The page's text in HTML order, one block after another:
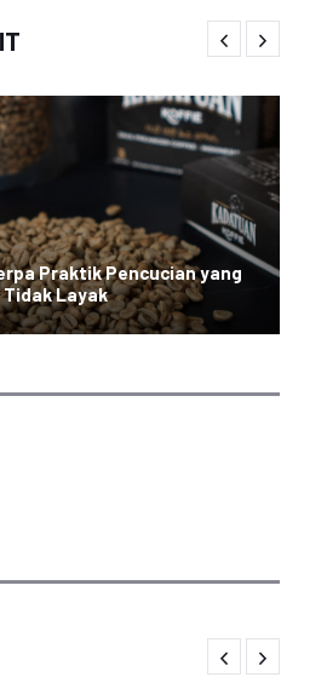
Praktik Pencucian yang
Tidak Layak